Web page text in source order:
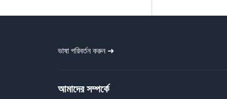
ভাষা পরিবর্তন করুন ➜
আমাদের সম্পর্কে